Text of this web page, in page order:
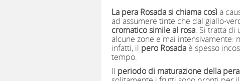
La pera Rosada si chiama cosìa
ad assumere tinte che dal giallo-
cromatico simile al rosa. Si tratta di
alcune zone e mai intensivamente:
infatti, il pero Rosada è spesso
tempo.
Il periodo di maturazione della